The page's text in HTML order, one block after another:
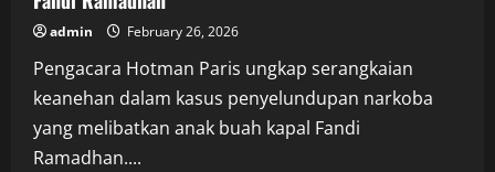
admin February 26, 2026
Pengacara Hotman Paris ungkap serangkaian
keanehan dalam kasus penyelundupan narkoba
yang melibatkan anak buah kapal Fandi
Ramadhan....